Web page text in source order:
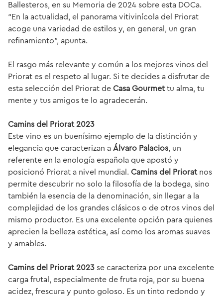
Ballesteros, en su Memoria de 2024 sobre esta DOCa.
“En la actualidad, el panorama vitivinícola del Priorat
acoge una variedad de estilos y, en general, un gran
refinamiento”, apunta.
El rasgo más relevante y común a los mejores vinos del
Priorat es el respeto al lugar. Si te decides a disfrutar de
esta selección del Priorat de Casa Gourmettu alma, tu
mente y tus amigos te lo agradecerán.
Camins del Priorat 2023
Este vino es un buenísimo ejemplo de la distinción y
elegancia que caracterizan a Álvaro Palacios, un
referente en la enología española que apostó y
posicionó Priorat a nivel mundial. Camins del Prioratnos
permite descubrir no solo la filosofía de la bodega, sino
también la esencia de la denominación, sin llegar a la
complejidad de los grandes clásicos o de otros vinos del
mismo productor. Es una excelente opción para quienes
aprecien la belleza estética, así como los aromas suaves
y amables.
Camins del Priorat 2023 se caracteriza por una excelente
carga frutal, especialmente de fruta roja, por su buena
acidez, frescura y punto goloso. Es un tinto redondo y